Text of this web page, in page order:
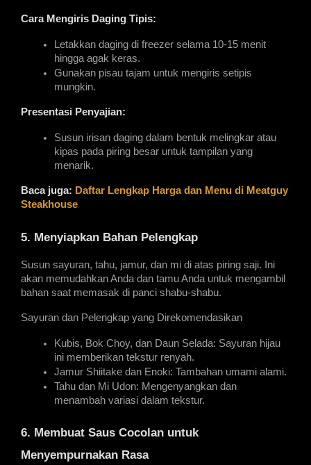
Cara Mengiris Daging Tipis:
Letakkan daging di freezer selama 10-15 menit
hingga agak keras.
Gunakan pisau tajam untuk mengiris setipis
mungkin.
Presentasi Penyajian:
Susun irisan daging dalam bentuk melingkar atau
kipas pada piring besar untuk tampilan yang
menarik.
Baca juga: Daftar Lengkap Harga dan Menu di Meatguy
Steakhouse
5. Menyiapkan Bahan Pelengkap
Susun sayuran, tahu, jamur, dan mi di atas piring saji. Ini
akan memudahkan Anda dan tamu Anda untuk mengambil
bahan saat memasak di panci shabu-shabu.
Sayuran dan Pelengkap yang Direkomendasikan
Kubis, Bok Choy, dan Daun Selada: Sayuran hijau
ini memberikan tekstur renyah.
Jamur Shiitake dan Enoki: Tambahan umami alami.
Tahu dan Mi Udon: Mengenyangkan dan
menambah variasi dalam tekstur.
6. Membuat Saus Cocolan untuk
Menyempurnakan Rasa